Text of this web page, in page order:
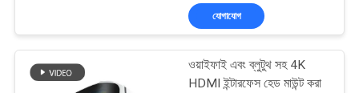
যোগাযোগ
ওয়াইফাই এবং ব্লুটুথ সহ 4K
HDMI ইন্টারফেস হেড মাউন্ট করা